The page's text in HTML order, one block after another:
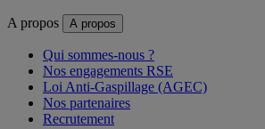
A propos A propos
Qui sommes-nous ?
Nos engagements RSE
Loi Anti-Gaspillage (AGEC)
Nos partenaires
Recrutement